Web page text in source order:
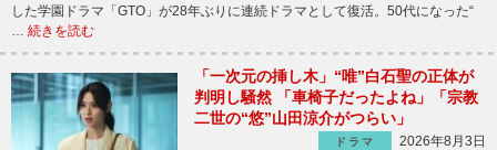
した学園ドラマ「GTO」が28年ぶりに連続ドラマとして復活。50代になった“
続きを読む
「一次元の挿し木」“唯”白石聖の正体が
判明し騒然 「車椅子だったよね」「宗教
二世の“悠”山田涼介がつらい」
ドラマ
2026年8月3日